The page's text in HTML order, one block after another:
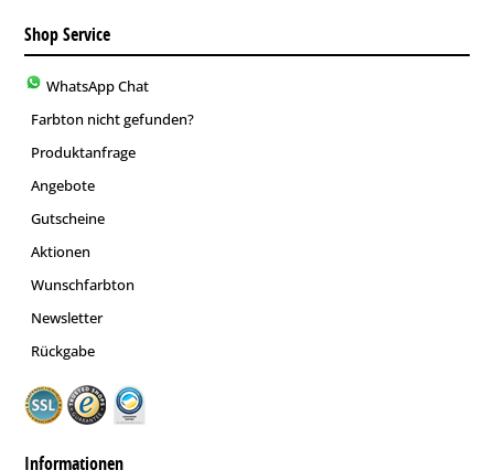
Shop Service
WhatsApp Chat
Farbton nicht gefunden?
Produktanfrage
Angebote
Gutscheine
Aktionen
Wunschfarbton
Newsletter
Rückgabe
Informationen